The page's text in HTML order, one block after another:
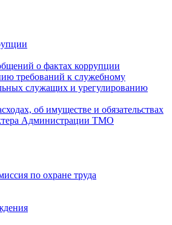
о фактах коррупции
требований к служебному
служащих и урегулированию
об имуществе и обязательствах
Администрации ТМО
по охране труда